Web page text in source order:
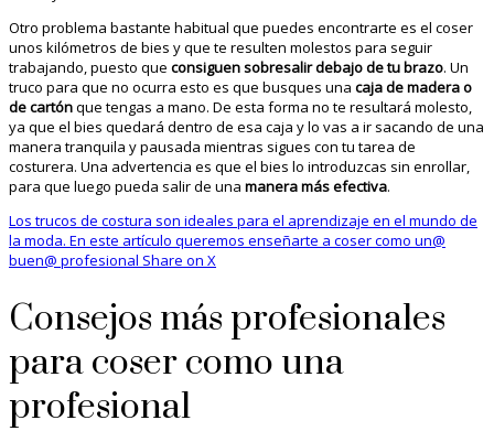
Otro problema bastante habitual que puedes encontrarte es el coser
unos kilómetros de bies y que te resulten molestos para seguir
trabajando, puesto que consiguen sobresalir debajo de tu brazo. Un
truco para que no ocurra esto es que busques una caja de madera o
de cartónque tengas a mano. De esta forma no te resultará molesto,
ya que el bies quedará dentro de esa caja y lo vas a ir sacando de una
manera tranquila y pausada mientras sigues con tu tarea de
costurera. Una advertencia es que el bies lo introduzcas sin enrollar,
para que luego pueda salir de una manera más efectiva.
Los trucos de costura son ideales para el aprendizaje en el mundo de
la moda. En este artículo queremos enseñarte a coser como un@
buen@ profesional Share on X
Consejos más profesionales
para coser como una
profesional